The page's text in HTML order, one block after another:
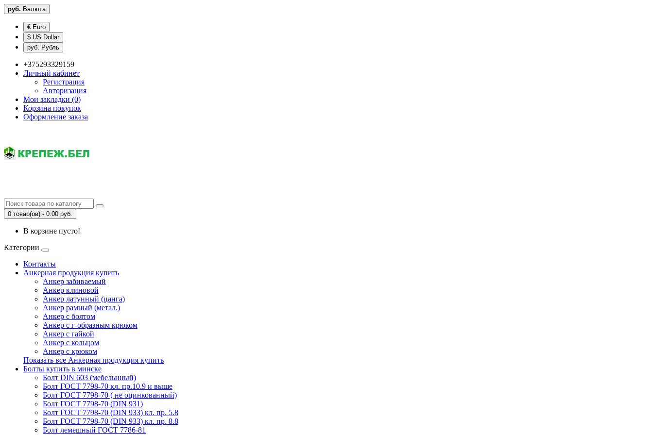
руб. Валюта
€ Euro
$ US Dollar
руб. Рубль
+375293329159
Личный кабинет
Регистрация
Авторизация
Мои закладки (0)
Корзина покупок
Оформление заказа
0 товар(ов) - 0.00 руб.
В корзине пусто!
Категории
Контакты
Анкерная продукция купить
Анкер забиваемый
Анкер клиновой
Анкер латунный (цанга)
Анкер рамный (метал.)
Анкер с болтом
Анкер с г-образным крюком
Анкер с гайкой
Анкер с кольцом
Анкер с крюком
Показать все Анкерная продукция купить
Болты купить в минске
Болт DIN 603 (мебельнный)
Болт ГОСТ 7798-70 кл. пр.10.9 и выше
Болт ГОСТ 7798-70 ( не оцинкованный)
Болт ГОСТ 7798-70 (DIN 931)
Болт ГОСТ 7798-70 (DIN 933) кл. пр. 5.8
Болт ГОСТ 7798-70 (DIN 933) кл. пр. 8.8
Болт лемешный ГОСТ 7786-81